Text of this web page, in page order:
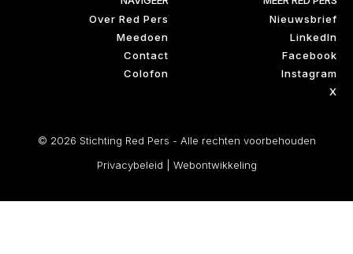
Over Red Pers
Meedoen
Contact
Colofon
Nieuwsbrief
LinkedIn
Facebook
Instagram
X
© 2026 Stichting Red Pers - Alle rechten voorbehouden
Privacybeleid
Webontwikkeling